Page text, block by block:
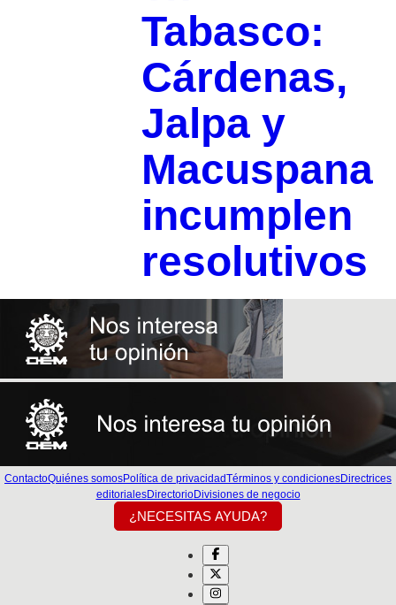
Tabasco:
Cárdenas,
Jalpa y
Macuspana
incumplen
resolutivos
ContactoQuiénes somosPolítica de privacidadTérminos y condicionesDirectrices
editorialesDirectorioDivisiones de negocio
¿NECESITAS AYUDA?